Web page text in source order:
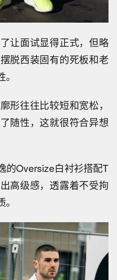
让面试显得正式，但略
脱西装固有的死板和老
形往往比较短和宽松，
随性，这就很符合异想
的Oversize白衬衫搭配T
高级感，透露着不受拘